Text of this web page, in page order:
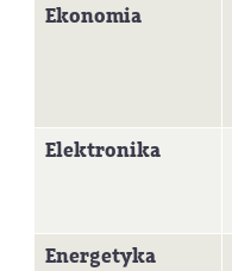
Ekonomia
Elektronika
Energetyka